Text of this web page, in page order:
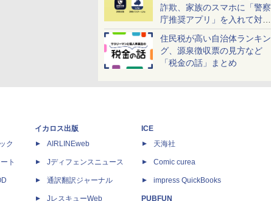
詐欺、家族のスマホに「警察
庁推奨アプリ」を入れて対策
しよう！
住民税が高い自治体ランキン
グ、源泉徴収票の見方など
「税金の話」まとめ
ク
ト
イカロス出版
AIRLINEweb
Jディフェンスニュース
通訳翻訳ジャーナル
JレスキューWeb
ICE
天海社
Comic curea
impress QuickBooks
PUBFUN